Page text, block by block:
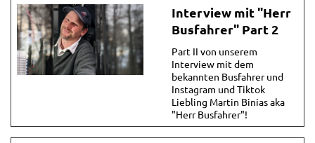
Interview mit "Herr
Busfahrer" Part 2
Part II von unserem
Interview mit dem
bekannten Busfahrer und
Instagram und Tiktok
Liebling Martin Binias aka
"Herr Busfahrer"!